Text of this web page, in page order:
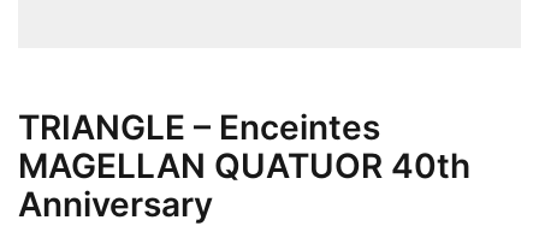
TRIANGLE – Enceintes
MAGELLAN QUATUOR 40th
Anniversary